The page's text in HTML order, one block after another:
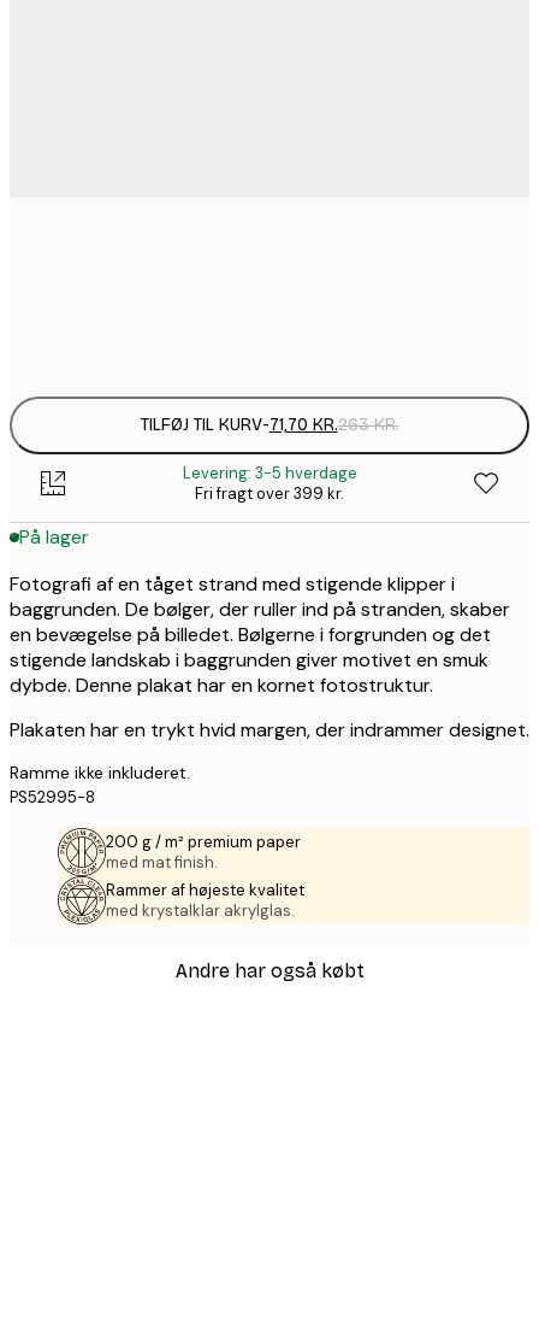
TILFØJ TIL KURV-71,70 KR.263 KR.
Levering: 3-5 hverdage
Fri fragt over 399 kr.
På lager
Fotografi af en tåget strand med stigende klipper i
baggrunden. De bølger, der ruller ind på stranden, skaber
en bevægelse på billedet. Bølgerne i forgrunden og det
stigende landskab i baggrunden giver motivet en smuk
dybde. Denne plakat har en kornet fotostruktur.
Plakaten har en trykt hvid margen, der indrammer designet.
Ramme ikke inkluderet.
PS52995-8
200 g / m² premium paper
med mat finish.
Rammer af højeste kvalitet
med krystalklar akrylglas.
Andre har også købt